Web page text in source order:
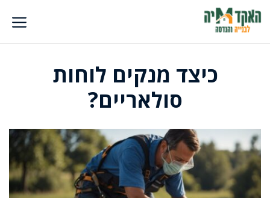
לדלג
לתוכן
כיצד מנקים לוחות
סולאריים?